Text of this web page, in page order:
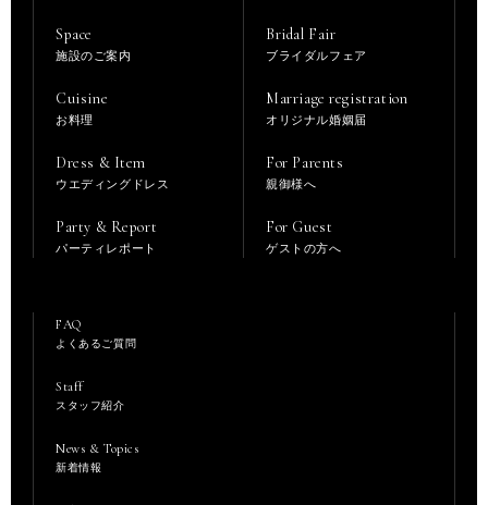
Space
施設のご案内
Cuisine
お料理
Dress & Item
ウエディングドレス
Party & Report
パーティレポート
Bridal Fair
ブライダルフェア
Marriage registration
オリジナル婚姻届
For Parents
親御様へ
For Guest
ゲストの方へ
FAQ
よくあるご質問
Staff
スタッフ紹介
News & Topics
新着情報